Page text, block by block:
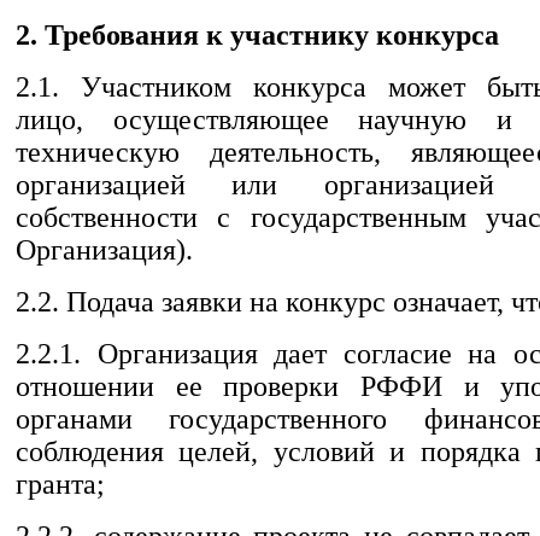
2. Требования к участнику конкурса
2.1. Участником конкурса может
лицо, осуществляющее научную и
техническую деятельность,
организацией или
собственности с государственным
Организация).
2.2. Подача заявки на конкурс означает,
2.2.1. Организация дает согласие на
отношении ее проверки РФФИ и
органами государственного
соблюдения целей, условий и порядка
гранта;